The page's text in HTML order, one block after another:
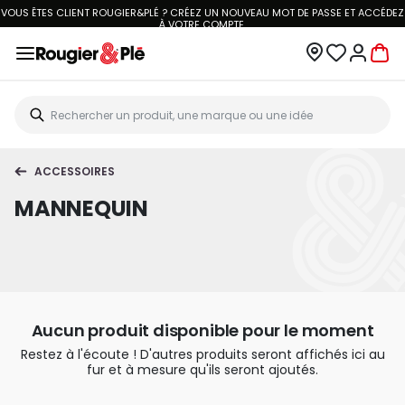
VOUS ÊTES CLIENT ROUGIER&PLÉ ? CRÉEZ UN NOUVEAU MOT DE PASSE ET ACCÉDEZ
ÀVOTRE COMPTE.
ACCESSOIRES
MANNEQUIN
Aucun produit disponible pour le moment
Restez à l'écoute ! D'autres produits seront affichés ici au
fur et à mesure qu'ils seront ajoutés.